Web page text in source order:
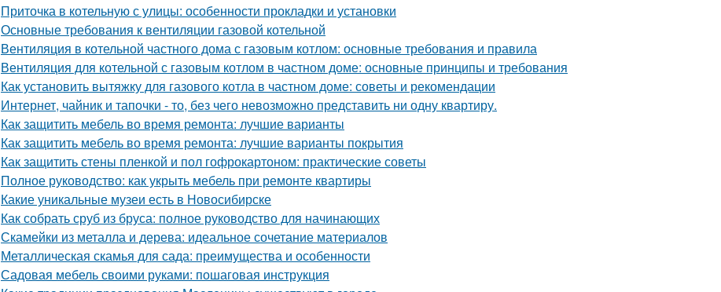
Приточка в котельную с улицы: особенности прокладки и установки
Основные требования к вентиляции газовой котельной
Вентиляция в котельной частного дома с газовым котлом: основные требования и правила
Вентиляция для котельной с газовым котлом в частном доме: основные принципы и требования
Как установить вытяжку для газового котла в частном доме: советы и рекомендации
Интернет, чайник и тапочки - то, без чего невозможно представить ни одну квартиру.
Как защитить мебель во время ремонта: лучшие варианты
Как защитить мебель во время ремонта: лучшие варианты покрытия
Как защитить стены пленкой и пол гофрокартоном: практические советы
Полное руководство: как укрыть мебель при ремонте квартиры
Какие уникальные музеи есть в Новосибирске
Как собрать сруб из бруса: полное руководство для начинающих
Скамейки из металла и дерева: идеальное сочетание материалов
Металлическая скамья для сада: преимущества и особенности
Садовая мебель своими руками: пошаговая инструкция